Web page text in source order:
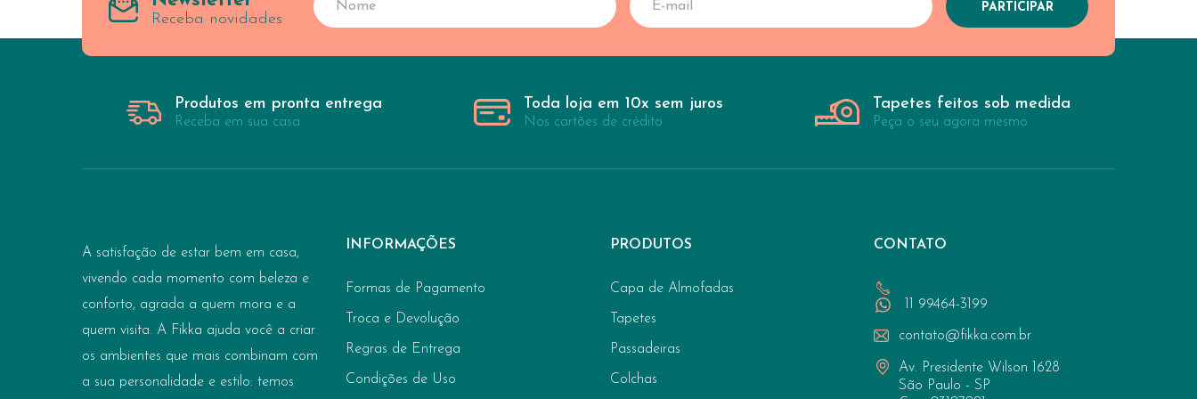
Receba novidades
Produtos em pronta entrega
Receba em sua casa
Toda loja em 10x sem juros
Nos cartões de crédito
Tapetes feitos sob medida
Peça o seu agora mesmo
A satisfação de estar bem em casa,
vivendo cada momento com beleza e
conforto, agrada a quem mora e a
quem visita. A Fikka ajuda você a criar
os ambientes que mais combinam com
a sua personalidade e estilo: temos
INFORMAÇÕES
Formas de Pagamento
Troca e Devolução
Regras de Entrega
Condições de Uso
PRODUTOS
Capa de Almofadas
Tapetes
Passadeiras
Colchas
CONTATO
11 99464-3199
contato@fikka.com.br
Av. Presidente Wilson 1628
São Paulo - SP